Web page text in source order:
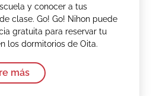
y conocer a tus
clase. Go! Go! Nihon puede
gratuita para reservar tu
los dormitorios de Oita.
más